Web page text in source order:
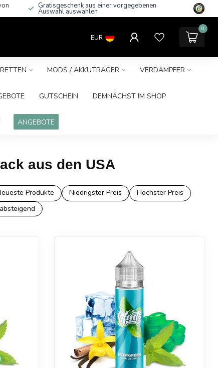
Gratisgeschenk aus einer vorgegebenen
Auswahl auswählen
EUR
0
MODS / AKKUTRÄGER VERDAMPFER
GUTSCHEIN DEMNÄCHST IM SHOP
ANGEBOTE
aus den USA
Produkte Niedrigster Preis
Höchster Preis